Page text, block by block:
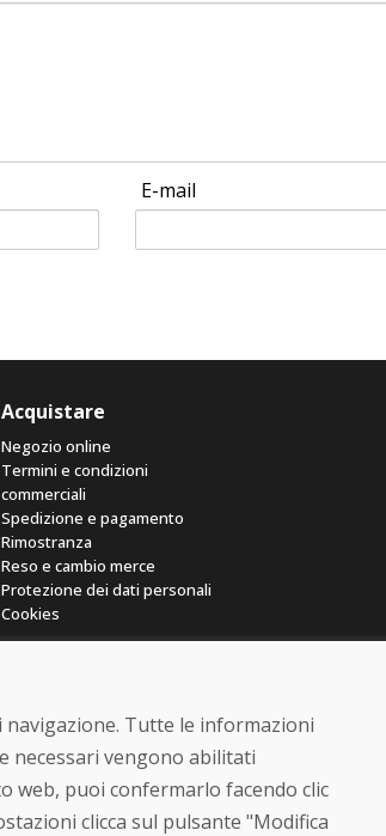
E-mail
Acquistare
Negozio online
Termini e condizioni
commerciali
Spedizione e pagamento
Rimostranza
Reso e cambio merce
Protezione dei dati personali
Cookies
2026, tutti i diritti riservati
Tutte le informazioni
necessari vengono abilitati
web, puoi confermarlo facendo clic
clicca sul pulsante "Modifica